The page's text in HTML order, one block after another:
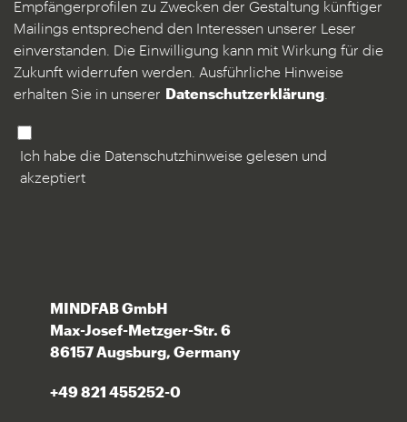
Empfängerprofilen zu Zwecken der Gestaltung künftiger
Mailings entsprechend den Interessen unserer Leser
einverstanden. Die Einwilligung kann mit Wirkung für die
Zukunft widerrufen werden. Ausführliche Hinweise
erhalten Sie in unserer Datenschutzerklärung
Ich habe die Datenschutzhinweise gelesen und
akzeptiert
MINDFAB GmbH
Max-Josef-Metzger-Str. 6
86157 Augsburg, Germany
+49 821 455252-0